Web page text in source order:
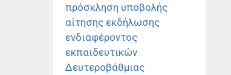
πρόσκληση υποβολής
αίτησης εκδήλωσης
ενδιαφέροντος
εκπαιδευτικών
Δευτεροβάθμιας